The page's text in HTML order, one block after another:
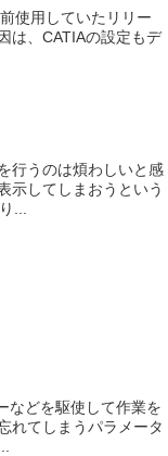
使用していたリリー
は、CATIAの設定もデ
行うのは煩わしいと感
示してしまおうという
...
などを駆使して作業を
れてしまうパラメータ